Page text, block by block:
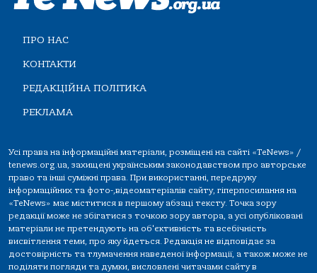
ПРО НАС
КОНТАКТИ
РЕДАКЦІЙНА ПОЛІТИКА
РЕКЛАМА
Усі права на інформаційні матеріали, розміщені на сайті «TeNews» /
tenews.org.ua, захищені українським законодавством про авторське
право та інші суміжні права. При використанні, передруку
інформаційних та фото-,відеоматеріалів сайту, гіперпосилання на
«TeNews» має міститися в першому абзаці тексту. Точка зору
редакції може не збігатися з точкою зору автора, а усі опубліковані
матеріали не претендують на об'єктивність та всебічність
висвітлення теми, про яку йдеться. Редакція не відповідає за
достовірність та тлумачення наведеної інформації, а також може не
поділяти погляди та думки, висловлені читачами сайту в